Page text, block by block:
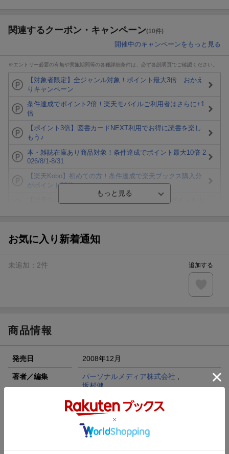
関連するクーポン・キャンペーン(10件)
開催中のキャンペーンをもっと見る
※エントリー必要の有無や実施期間等の各種詳細条件は、必ず各説明頁でご確認ください。
【対象者限定】全ジャンル対象！ポイント最大3倍 おかえ
りキャンペーン
条件達成でポイント2倍！楽天モバイルご利用者はさらに+1
倍
【ポイント3倍】図書カードNEXT利用でお得に読書を楽し
もう♪
本・雑誌在庫あり商品対象！条件達成でポイント最大10倍 2
026/8/1-8/31
【楽天Kobo】初めての方！条件達成で楽天ブックス購入分
がポイント20倍
ト山分け
楽天モバイル紹介キャンペーンの拡散で300円OFFクーポン
条件達成で楽天限定・宝塚歌劇 宙組貸切公演ペアチケット
お気に入り新着通知
未追加： 2件 追加する
商品情報
発売日 2008年12月
著者／編集 パーソナルメディア株式会社 ,
坂村健
パーソナルメディア
単行本
311p